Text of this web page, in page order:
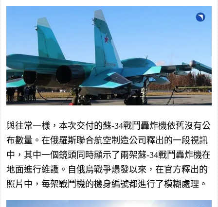
與往常一樣，本次交付的蘇-34戰鬥轟炸機依舊沒有公
布數量。在俄羅斯聯合航空制造公司釋出的一段視訊
中，其中一個鏡頭同時顯示了兩架蘇-34戰鬥轟炸機在
地面進行維護。自俄烏戰爭爆發以來，在官方釋出的
照片中，每架戰鬥機的機身編號都進行了模糊處理。